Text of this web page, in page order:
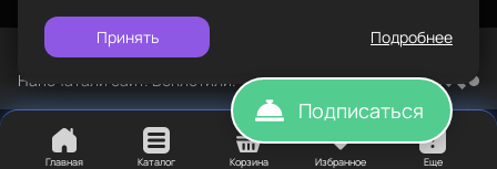
BESTFILAMENT, 2026
Напечатали сайт. Воплотили. TopROI
Главная Каталог Корзина Избранное Еще
Принять Подробнее
Подписаться